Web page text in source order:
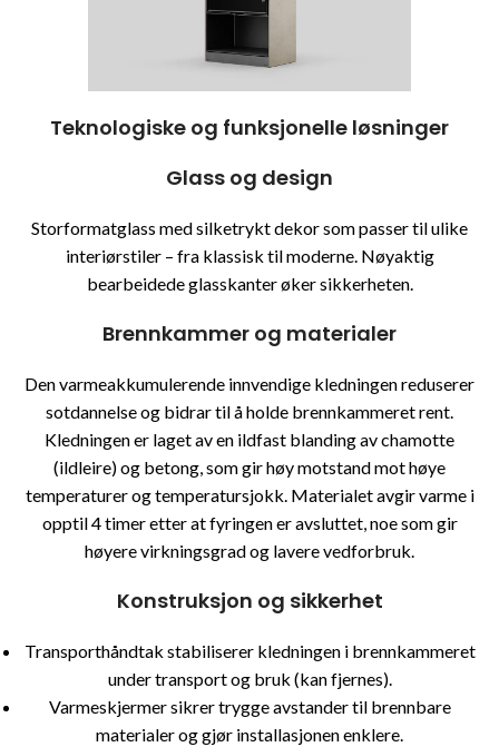
Teknologiske og funksjonelle løsninger
Glass og design
Storformatglass med silketrykt dekor som passer til ulike
interiørstiler – fra klassisk til moderne. Nøyaktig
bearbeidede glasskanter øker sikkerheten.
Brennkammer og materialer
Den varmeakkumulerende innvendige kledningen reduserer
sotdannelse og bidrar til å holde brennkammeret rent.
Kledningen er laget av en ildfast blanding av chamotte
(ildleire) og betong, som gir høy motstand mot høye
temperaturer og temperatursjokk. Materialet avgir varme i
opptil 4 timer etter at fyringen er avsluttet, noe som gir
høyere virkningsgrad og lavere vedforbruk.
Konstruksjon og sikkerhet
Transporthåndtak stabiliserer kledningen i brennkammeret
under transport og bruk (kan fjernes).
Varmeskjermer sikrer trygge avstander til brennbare
materialer og gjør installasjonen enklere.